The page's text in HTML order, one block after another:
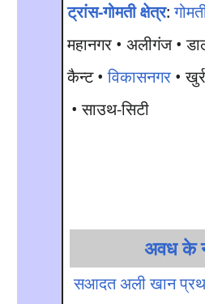
ट्रांस-गोमती क्षेत्र:
महानगर • अलीगंज •
कैन्ट •विकासनगर •
• साउथ-सिटी
अवध के
सआदत अली खान